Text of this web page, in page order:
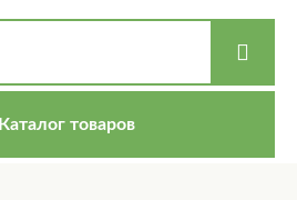
Каталог товаров